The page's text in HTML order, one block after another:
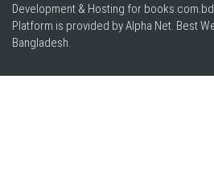
Development & Hosting for
Platform is provided by Alpha Net. Best
Bangladesh.